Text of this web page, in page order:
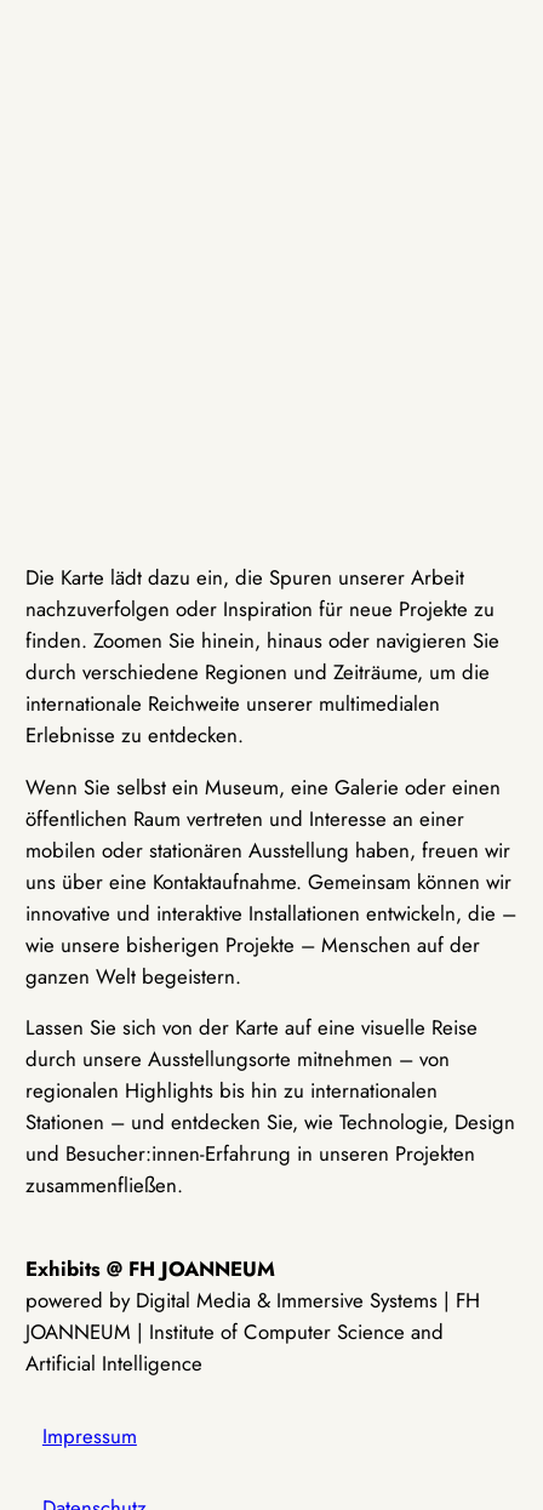
Die Karte lädt dazu ein, die Spuren unserer Arbeit
nachzuverfolgen oder Inspiration für neue Projekte zu
finden. Zoomen Sie hinein, hinaus oder navigieren Sie
durch verschiedene Regionen und Zeiträume, um die
internationale Reichweite unserer multimedialen
Erlebnisse zu entdecken.
Wenn Sie selbst ein Museum, eine Galerie oder einen
öffentlichen Raum vertreten und Interesse an einer
mobilen oder stationären Ausstellung haben, freuen wir
uns über eine Kontaktaufnahme. Gemeinsam können wir
innovative und interaktive Installationen entwickeln, die –
wie unsere bisherigen Projekte – Menschen auf der
ganzen Welt begeistern.
Lassen Sie sich von der Karte auf eine visuelle Reise
durch unsere Ausstellungsorte mitnehmen – von
regionalen Highlights bis hin zu internationalen
Stationen – und entdecken Sie, wie Technologie, Design
und Besucher:innen-Erfahrung in unseren Projekten
zusammenfließen.
Exhibits @ FH JOANNEUM
powered by Digital Media & Immersive Systems | FH
JOANNEUM | Institute of Computer Science and
Artificial Intelligence
Impressum